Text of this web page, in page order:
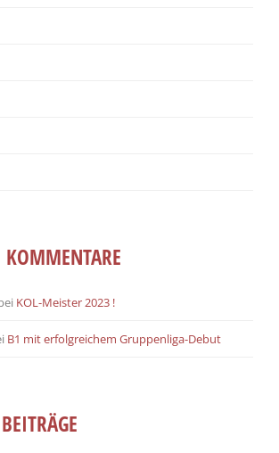
KOMMENTARE
KOL-Meister 2023 !
B1 mit erfolgreichem Gruppenliga-Debut